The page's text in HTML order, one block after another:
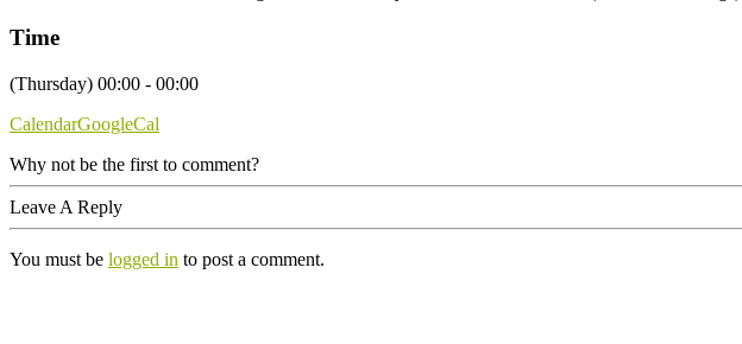
Time
(Thursday) 00:00 - 00:00
CalendarGoogleCal
Why not be the first to comment?
Leave A Reply
You must be logged in to post a comment.